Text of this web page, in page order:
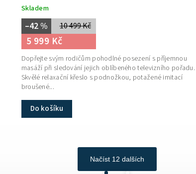
Skladem
10 499 Kč
–42 %
5 999 Kč
Do košíku
Dopřejte svým rodičům pohodlné posezení s příjemnou
masáží při sledování jejich oblíbeného televizního pořadu.
Skvělé relaxační křeslo s podnožkou, potažené imitací
broušené...
Načíst 12 dalších